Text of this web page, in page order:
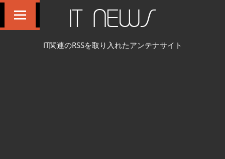
IT NEWS
IT関連のRSSを取り入れたアンテナサイト